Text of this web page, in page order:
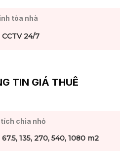
tòa nhà
CCTV 24/7
TIN GIÁ THUÊ
tích chia nhỏ
67.5, 135, 270, 540, 1080 m2